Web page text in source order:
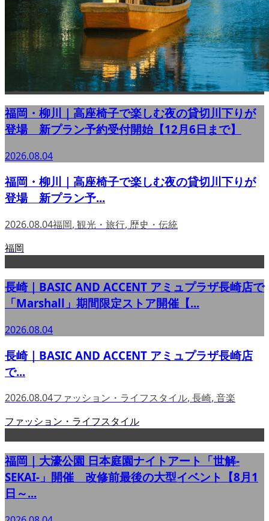
福岡・柳川｜高座椅子で楽しむ夜の貸切川下りが
登場 新プラン予約受付開始【12月6日まで】
2026.08.04
福岡・柳川｜高座椅子で楽しむ夜の貸切川下りが
登場 新プラン予...
2026.08.04福岡, 観光・旅行, 歴史・伝統
福岡
長崎｜BASIC AND ACCENT アミュプラザ長崎店で
「Marshall」期間限定ストア開催【...
2026.08.04
長崎｜BASIC AND ACCENT アミュプラザ長崎店
で...
2026.08.04ファッション・ライフスタイル, 長崎, 音楽
ファッション・ライフスタイル
福岡｜大濠公園 日本庭園ナイトアート「世解-
SEKAI-」開催 改修前最後の大型イベント【8月1
日～...